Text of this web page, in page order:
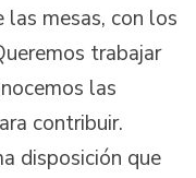
mesas, con los
trabajar
las
contribuir.
disposición que